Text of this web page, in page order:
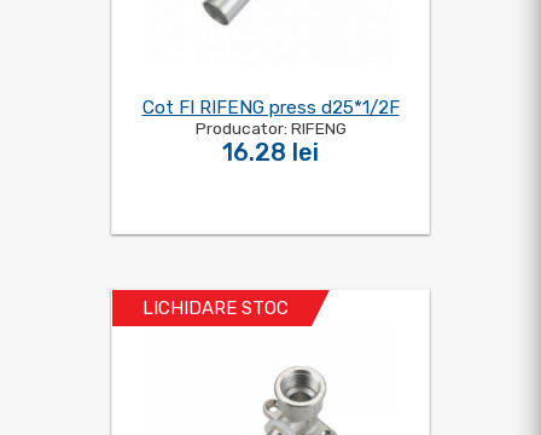
Cot FI RIFENG press d25*1/2F
Producator: RIFENG
16.28 lei
LICHIDARE STOC